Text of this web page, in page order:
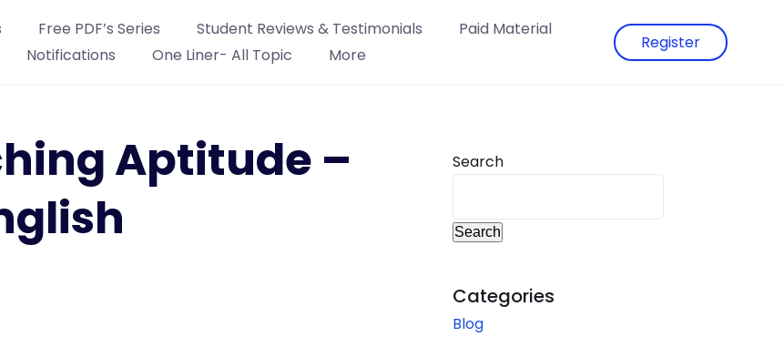
Free PDF’s Series Student Reviews & Testimonials
Paid Material
Notifications One Liner- All Topic More
Register
Aptitude –
Search
Search
Categories
Blog